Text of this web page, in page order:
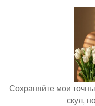
Сохраняйте мои
скул,